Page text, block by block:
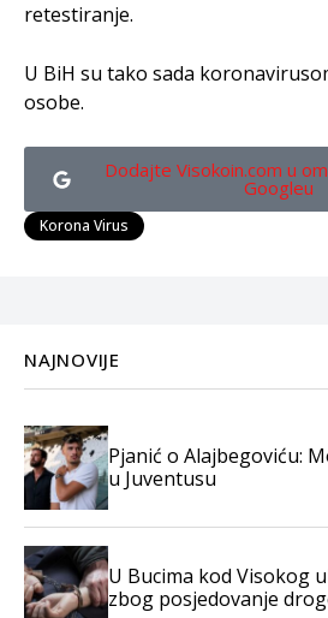
retestiranje.
U BiH su tako sada
osobe.
Dodajte Visokoin.com u
Googleu
Korona Virus
NAJNOVIJE
Pjanić o Alajbegoviću:
u Juventusu
U Bucima kod Visokog
zbog posjedovanje